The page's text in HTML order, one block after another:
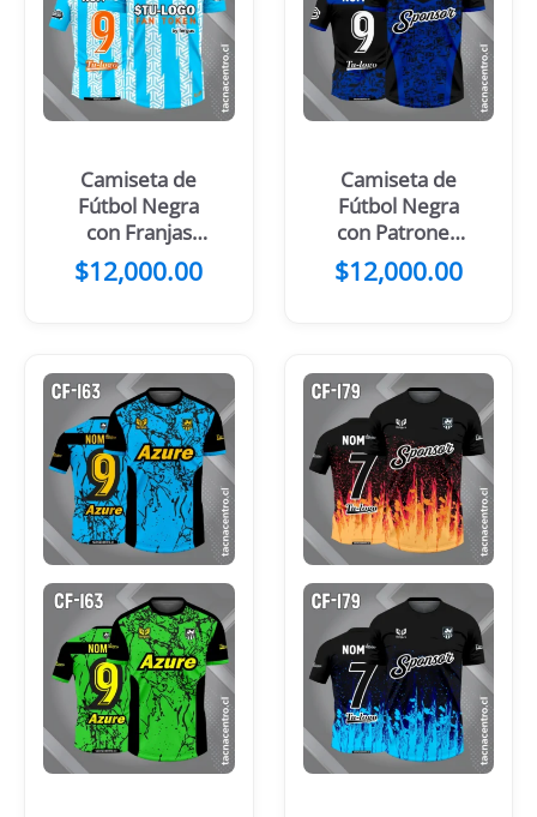
Camiseta de
Fútbol Negra
con Franjas
Blancas
$12,000.00
Camiseta de
Fútbol Negra
con Patrones
Amarillos
$12,000.00